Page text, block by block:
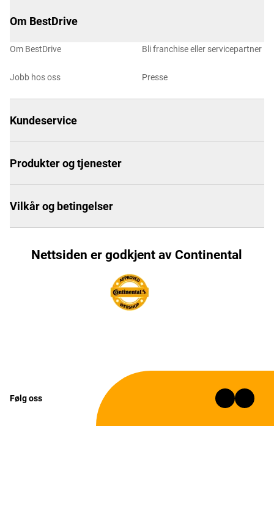
Om BestDrive
Om BestDrive
Jobb hos oss
Bli franchise eller servicepartner
Presse
Kundeservice
Produkter og tjenester
Vilkår og betingelser
Nettsiden er godkjent av Continental
Følg oss